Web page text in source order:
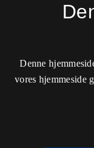
Denne
vores hjemmeside